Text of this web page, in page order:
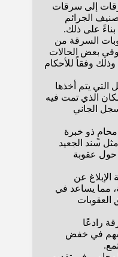
إلى سرقات
الجرائم
على ذلك.
السرقة من
وفي بعض الحالات
وفقاً للأحكام
التي يتم أخذها
الذي تمت فيه
الجاني
محامٍ ذو خبرة
سند الجعيد
حول عقوبة
عن
مما يساعد في
العقوبات
رادعًا
في خفض